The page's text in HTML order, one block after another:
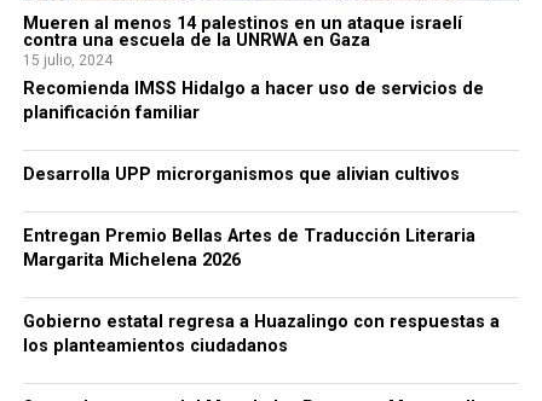
Mueren al menos 14 palestinos en un ataque israelí
contra una escuela de la UNRWA en Gaza
15 julio, 2024
Recomienda IMSS Hidalgo a hacer uso de servicios de
planificación familiar
Desarrolla UPP microrganismos que alivian cultivos
Entregan Premio Bellas Artes de Traducción Literaria
Margarita Michelena 2026
Gobierno estatal regresa a Huazalingo con respuestas a
los planteamientos ciudadanos